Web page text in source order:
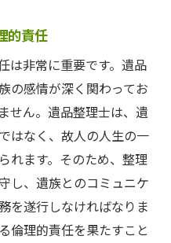
的責任
は非常に重要です。遺品
の感情が深く関わってお
せん。遺品整理士は、遺
はなく、故人の人生の一
れます。そのため、整理
し、遺族とのコミュニケ
を遂行しなければなりま
倫理的責任を果たすこと